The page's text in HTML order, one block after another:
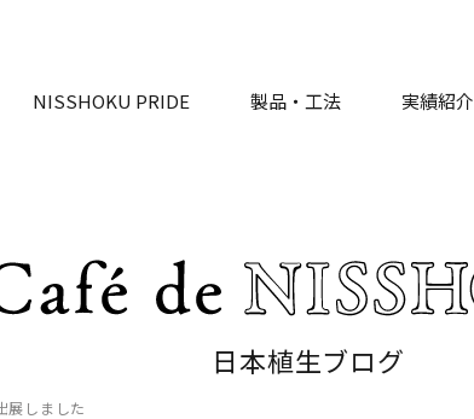
NISSHOKU PRIDE 製品・工法 実績紹介
日本植生ブログ
展しました